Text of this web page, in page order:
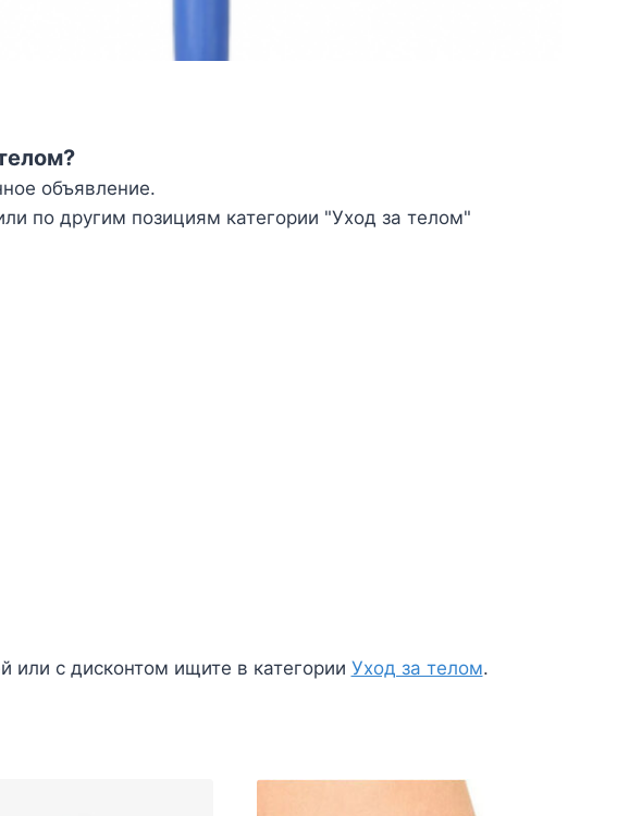
объявление.
по другим позициям категории "Уход за телом"
с дисконтом ищите в категории Уход за телом.